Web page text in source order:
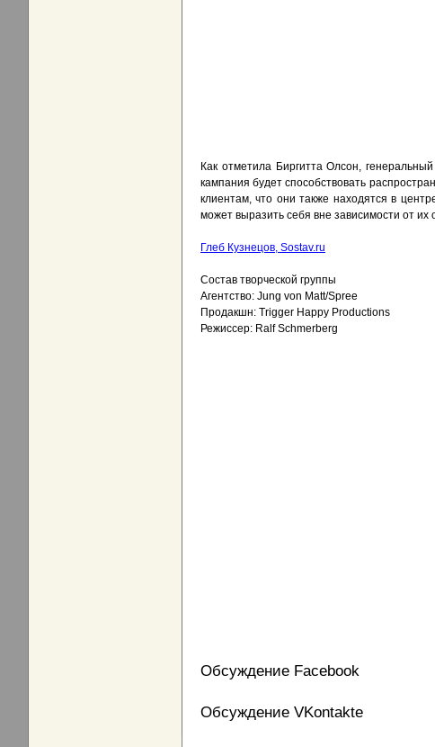
Как отметила Биргитта Олсон,
кампания будет способствовать
клиентам, что они также находятся в
может выразить себя вне зависимости от их
Глеб Кузнецов, Sostav.ru
Состав творческой группы
Агентство: Jung von Matt/Spree
Продакшн: Trigger Happy Productions
Режиссер: Ralf Schmerberg
Обсуждение Facebook
Обсуждение VKontakte